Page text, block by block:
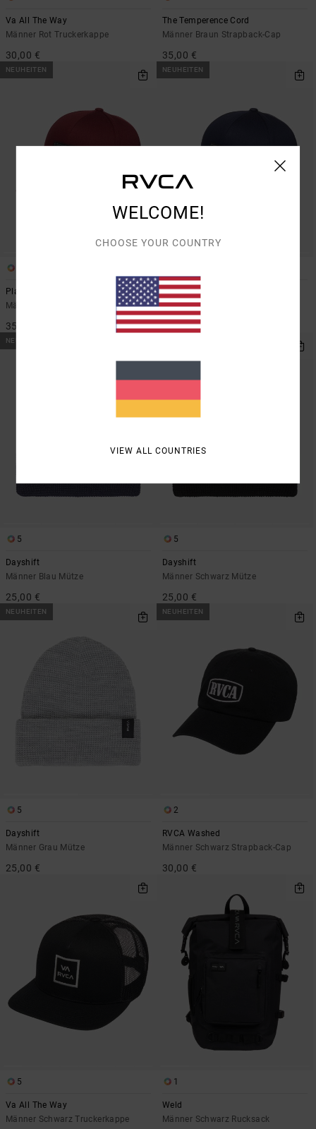
Va All The Way
Männer Rot Truckerkappe
30,00 €
The Temperence Cord
Männer Braun Strapback-Cap
35,00 €
NEUHEITEN
Platform
Männer Rot Snapback-Cap
35,00 €
NEUHEITEN
Platform
Männer Blau Snapback-Cap
35,00 €
NEUHEITEN
5
Dayshift
Männer Blau Mütze
25,00 €
5
Dayshift
Männer Schwarz Mütze
25,00 €
NEUHEITEN
5
Dayshift
Männer Grau Mütze
25,00 €
NEUHEITEN
2
RVCA Washed
Männer Schwarz Strapback-Cap
30,00 €
5
Va All The Way
Männer Schwarz Truckerkappe
1
Weld
Männer Schwarz Rucksack
WELCOME!
CHOOSE YOUR COUNTRY
VIEW ALL COUNTRIES